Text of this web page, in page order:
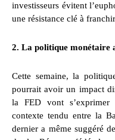
investisseurs évitent
une résistance clé à
2. La politique monétaire
Cette semaine, la
pourrait avoir un impact
la FED vont s’exprimer
contexte tendu entre la
dernier a même suggéré